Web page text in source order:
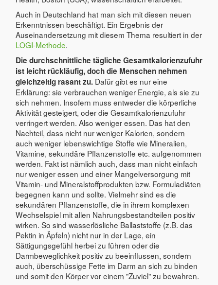
Auch in Deutschland hat man sich mit diesen neuen
Erkenntnissen beschäftigt. Ein Ergebnis der
Auseinandersetzung mit diesem Thema resultiert in der
LOGI-Methode.
Die durchschnittliche tägliche Gesamtkalorienzufuhr
ist leicht rückläufig, doch die Menschen nehmen
gleichzeitig rasant zu. Dafür gibt es nur eine
Erklärung: sie verbrauchen weniger Energie, als sie zu
sich nehmen. Insofern muss entweder die körperliche
Aktivität gesteigert, oder die Gesamtkalorienzufuhr
verringert werden. Also weniger essen. Das hat den
Nachteil, dass nicht nur weniger Kalorien, sondern
auch weniger lebenswichtige Stoffe wie Mineralien,
Vitamine, sekundäre Pflanzenstoffe etc. aufgenommen
werden. Fakt ist nämlich auch, dass man nicht einfach
nur weniger essen und einer Mangelversorgung mit
Vitamin- und Mineralstoffprodukten bzw. Formuladiäten
begegnen kann und sollte. Vielmehr sind es die
sekundären Pflanzenstoffe, die in ihrem komplexen
Wechselspiel mit allen Nahrungsbestandteilen positiv
wirken. So sind wasserlösliche Ballaststoffe (z.B. das
Pektin in Äpfeln) nicht nur in der Lage, ein
Sättigungsgefühl herbei zu führen oder die
Darmbeweglichkeit positiv zu beeinflussen, sondern
auch, überschüssige Fette im Darm an sich zu binden
und somit den Körper vor einem "Zuviel" zu bewahren.